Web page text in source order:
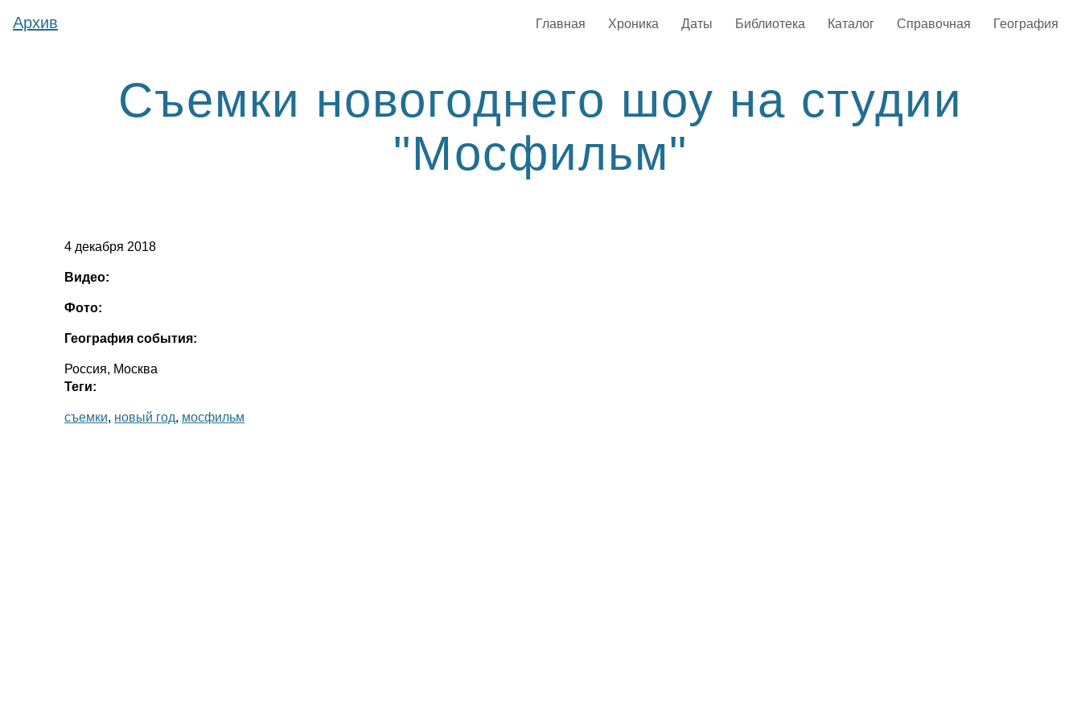
Архив Главная Хроника Даты Библиотека Каталог Справочная География
Съемки новогоднего шоу на студии
"Мосфильм"
4 декабря 2018
Видео:
Фото:
География события:
Россия, Москва
Теги:
съемки, новый год, мосфильм